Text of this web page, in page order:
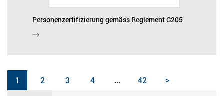
Personenzertifizierung gemäss Reglement G205
1 2 3 4 ... 42 >